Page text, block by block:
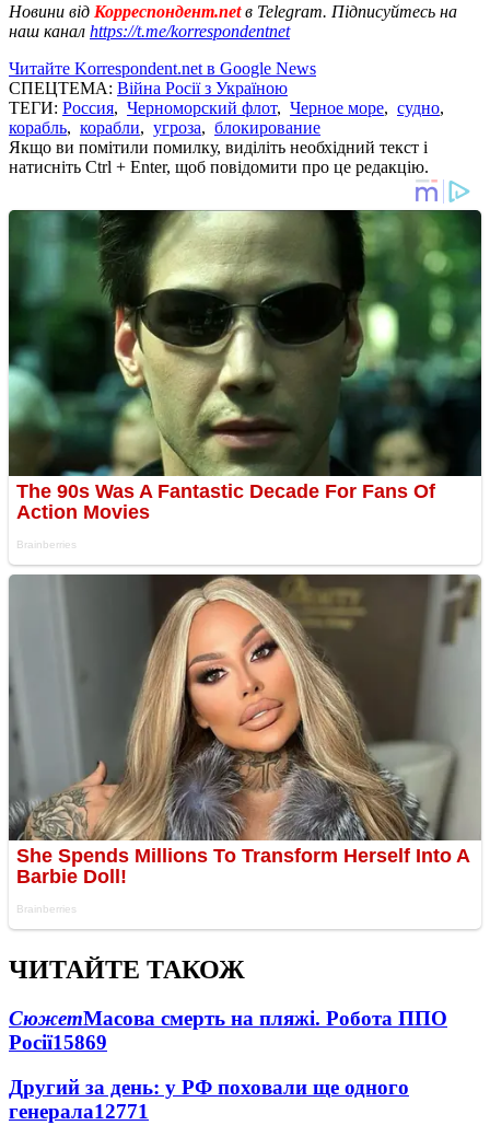
Новини від Корреспондент.netв Telegram. Підписуйтесь на
наш канал https://t.me/korrespondentnet
Читайте Korrespondent.net в Google News
СПЕЦТЕМА: Війна Росії з Україною
ТЕГИ: Россия, Черноморский флот, Черное море, судно,
корабль, корабли, угроза, блокирование
Якщо ви помітили помилку, виділіть необхідний текст і
натисніть Ctrl + Enter, щоб повідомити про це редакцію.
ЧИТАЙТЕ ТАКОЖ
СюжетМасова смерть на пляжі. Робота ППО
Росії15869
Другий за день: у РФ поховали ще одного
генерала12771